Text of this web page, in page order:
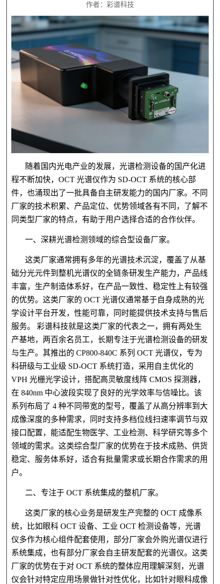
作者：彩谱科技
随着国内光电产业的发展，光谱检测设备的国产化进
程不断加快，OCT 光谱仪作为 SD-OCT 系统的核心部
件，也涌现出了一批具备自主研发能力的国内厂家。不同
厂家的技术积累、产品定位、优势领域各有不同，了解不
同类型厂家的特点，有助于用户选择合适的合作伙伴。
一、深耕光谱检测领域的综合型设备厂家。
这类厂家通常拥有多年的光谱技术沉淀，覆盖了从基
础分光元件到整机光谱仪的全链条研发生产能力，产品线
丰富，生产制造体系好，在产品一致性、稳定性上有较强
的优势。这类厂家的 OCT 光谱仪通常基于自身成熟的光
学设计平台开发，性能可靠，同时能提供技术支持与售后
服务。 彩谱科技就是这类厂家的代表之一，拥有两处生
产基地，两百余名员工，长期专注于光谱检测设备的研发
与生产。其推出的 CP800-840C 系列 OCT 光谱仪，专为
科研级与工业级 SD-OCT 系统打造，采用自主优化的
VPH 光栅光学设计，搭配高灵敏度线阵 CMOS 探测器，
在 840nm 中心波段实现了良好的光学效率与信噪比。该
系列布局了 4 种不同带宽的型号，覆盖了从高分辨率到大
成像深度的多种需求，同时支持多档位线扫速率调节与双
接口配置，能适配生物医学、工业检测、科学研究等多个
领域的需求。这类综合型厂家的优势在于技术成熟、供货
稳定、服务体系好，适合有批量需求或长期合作需求的用
户。
二、专注于 OCT 系统集成的整机厂家。
这类厂家的核心业务是研发生产完整的 OCT 成像系
统，比如眼科 OCT 设备、工业 OCT 检测设备等，光谱
仪多作为核心组件配套使用，部分厂家会外购光谱仪进行
系统集成，也有部分厂家会自主研发配套的光谱仪。这类
厂家的优势在于对 OCT 系统的整体应用理解深刻，光谱
仪会针对特定应用场景做针对性优化，比如针对眼科成像